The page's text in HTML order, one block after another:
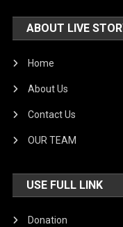
ABOUT LIVE
Home
About Us
Contact Us
OUR TEAM
USE FULL LINK
Donation